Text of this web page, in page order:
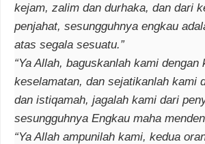
kejam, zalim dan durhaka, dan dari
penjahat, sesungguhnya engkau
atas segala sesuatu.”
“Ya Allah, baguskanlah kami dengan
keselamatan, dan sejatikanlah kami
dan istiqamah, jagalah kami dari
sesungguhnya Engkau maha
“Ya Allah ampunilah kami, kedua